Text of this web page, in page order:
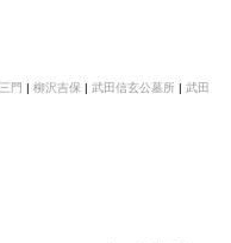
門 | 柳沢吉保 | 武田信玄公墓所| 武田